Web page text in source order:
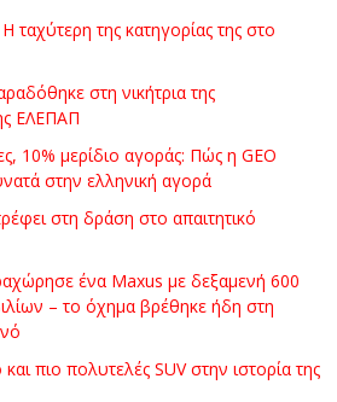
ταχύτερη της κατηγορίας της στο
στη νικήτρια της
ΕΛΕΠΑΠ
10% μερίδιο αγοράς: Πώς η GEO
στην ελληνική αγορά
στη δράση στο απαιτητικό
ένα Maxus με δεξαμενή 600
– το όχημα βρέθηκε ήδη στη
πιο πολυτελές SUV στην ιστορία της